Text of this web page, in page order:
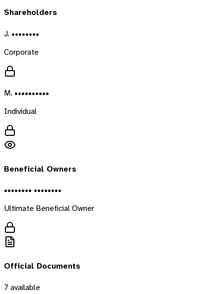
Shareholders
J. ••••••••
Corporate
M. ••••••••••
Individual
Beneficial Owners
•••••••• ••••••••
Ultimate Beneficial Owner
Official Documents
7 available